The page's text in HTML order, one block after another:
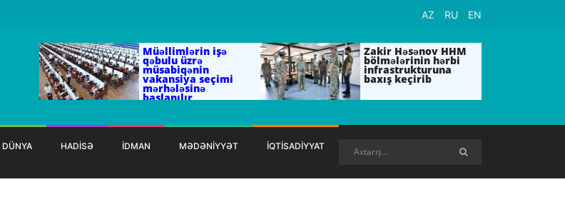
AZ RU EN
Müəllimlərin işə
qəbulu üzrə
müsabiqənin
vakansiya seçimi
mərhələsinə
başlanılır
Zakir Həsənov HHM
bölmələrinin hərbi
infrastrukturuna
baxış keçirib
DÜNYA HADİSƏ İDMAN MƏDƏNİYYƏT İQTİSADİYYAT